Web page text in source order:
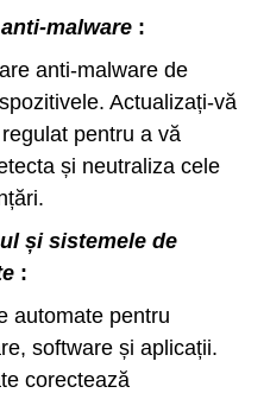
malware :
anti-malware de
Actualizați-vă
pentru a vă
și neutraliza cele
și sistemele de
:
automate pentru
software și aplicații.
corectează